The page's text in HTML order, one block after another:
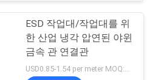
ESD 작업대/작업대를 위
한 산업 냉각 압연된 야윈
금속 관 연결관
USD0.85-1.54 per meter MOQ:600 미터